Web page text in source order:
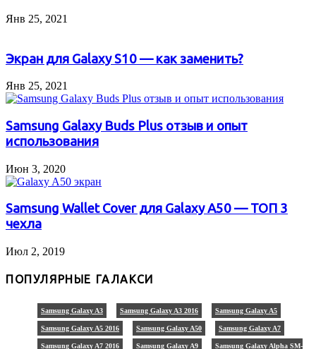
Янв 25, 2021
Экран для Galaxy S10 — как заменить?
Янв 25, 2021
Samsung Galaxy Buds Plus отзыв и опыт
использования
Июн 3, 2020
Samsung Wallet Cover для Galaxy A50 — ТОП 3
чехла
Июл 2, 2019
ПОПУЛЯРНЫЕ ГАЛАКСИ
Samsung Galaxy A3 Samsung Galaxy A3 2016 Samsung Galaxy A5
Samsung Galaxy A5 2016 Samsung Galaxy A50 Samsung Galaxy A7
Samsung Galaxy A7 2016 Samsung Galaxy A9 Samsung Galaxy Alpha SM-